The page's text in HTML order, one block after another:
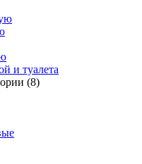
и туалета
(8)